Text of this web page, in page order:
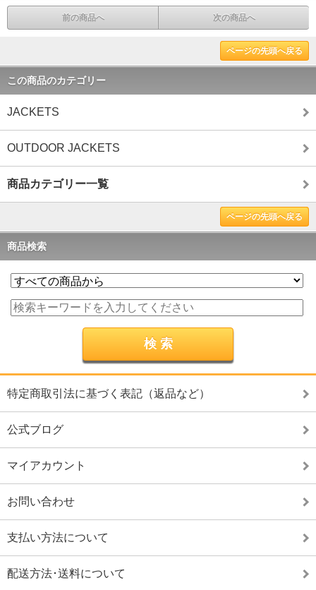
前の商品へ 次の商品へ
ページの先頭へ戻る
この商品のカテゴリー
JACKETS
OUTDOOR JACKETS
商品カテゴリー一覧
ページの先頭へ戻る
商品検索
特定商取引法に基づく表記（返品など）
公式ブログ
マイアカウント
お問い合わせ
支払い方法について
配送方法･送料について